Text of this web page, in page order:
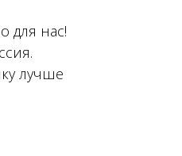
для нас!
лучше